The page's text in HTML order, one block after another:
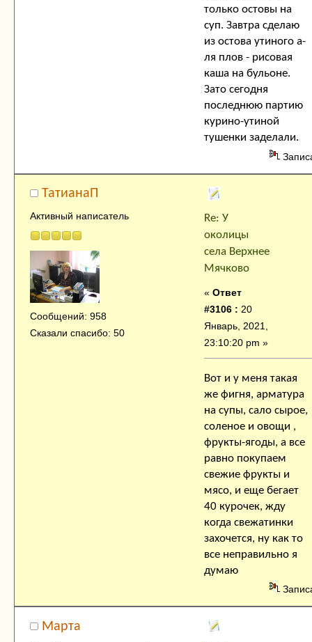
только остовы на
суп. Завтра сделаю
из остова утиного а-
ля плов - рисовая
каша на бульоне.
Зато сегодня
последнюю партию
курино-утиной
тушенки заделали.
ТатианаП
Активный написатель
Сообщений: 958
Сказали спасибо: 50
Re: У
околицы
села Верхнее
Мячково
« Ответ
#3106 : 20
Январь, 2021,
23:10:20 pm »
Вот и у меня такая
же фигня, арматура
на супы, сало сырое,
соленое и овощи ,
фрукты-ягоды, а все
равно покупаем
свежие фрукты и
мясо, и еще бегает
40 курочек, жду
когда свежатинки
захочется, ну как то
все неправильно я
думаю
Марта